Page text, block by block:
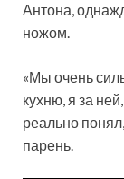
Антона,
ножом.
«Мы очень
кухню, я за
реально
парень.